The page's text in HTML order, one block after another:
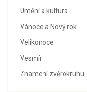
Umění a kultura
Vánoce a Nový rok
Velikonoce
Vesmír
Znamení zvěrokruhu